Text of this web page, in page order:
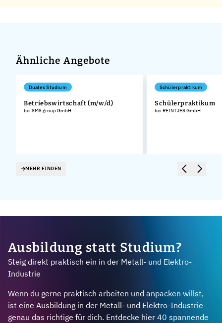
Ähnliche Angebote
Duales Studium
Betriebswirtschaft (m/w/d)
bei SMS group GmbH
Schülerpraktikum
Schülerpraktikum
bei REINTJES GmbH
MEHR FINDEN
Ausbildung statt Studium?
Steig direkt praktisch ein in der Metall- und Elektro-
Industrie
Wenn du gerne praktisch arbeiten und anpacken willst,
ist eine Ausbildung in der Metall- und Elektro-Industrie
genau das richtige für dich. Entdecke hier 40 spannende